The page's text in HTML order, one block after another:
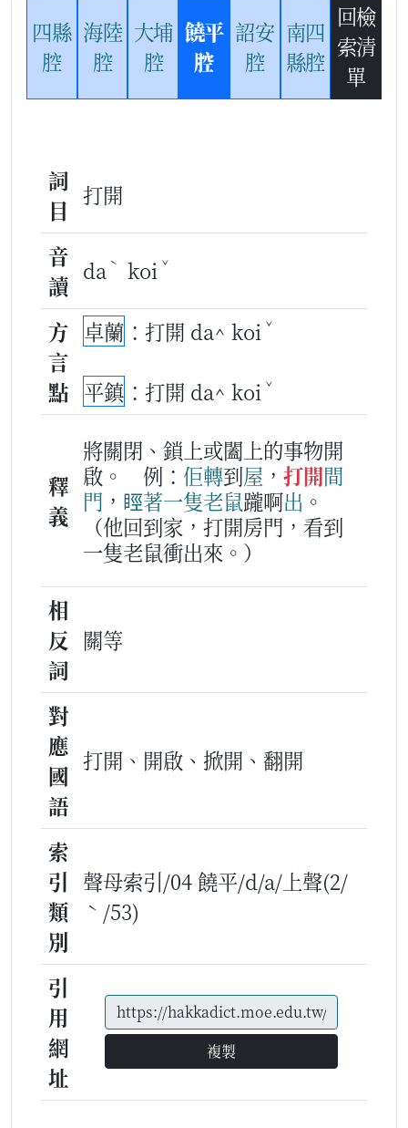
四縣
腔
海陸
腔
大埔
腔
饒平
腔
詔安
腔
南四
縣腔
回檢
索清
單
詞
目
打開
音
讀
da ˋ koi ˇ
方
言
點
卓蘭 ：打開 da^ koi ˇ
平鎮 ：打開 da^ koi ˇ
釋
義
將關閉、鎖上或闔上的事物開
啟。
例： 佢轉到屋 ， 打開間
門 ， 䀴著一隻老鼠躘啊出 。
（他回到家，打開房門，看到
一隻老鼠衝出來。）
相
反
詞
關等
對
應
國
語
打開、開啟、掀開、翻開
索
引
類
別
聲母索引/04 饒平/d/a/上聲(2/
ˋ/53)
引
用
網
址
複製